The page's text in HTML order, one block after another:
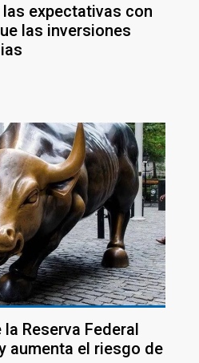
expectativas con
las inversiones
Reserva Federal
aumenta el riesgo de